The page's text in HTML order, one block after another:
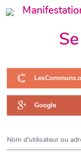
Google
Nom d'utilisateur ou